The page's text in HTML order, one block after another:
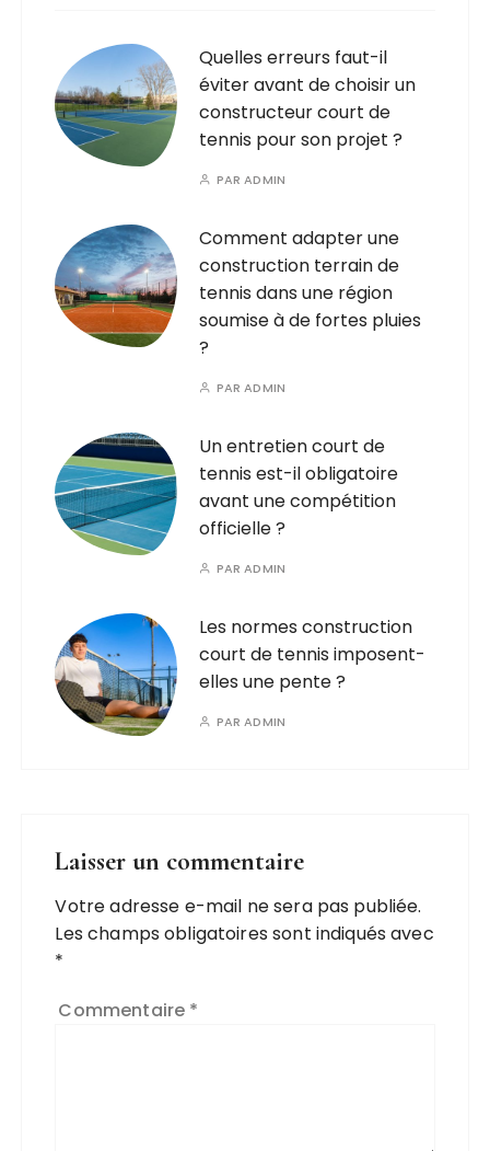
Quelles erreurs faut-il
éviter avant de choisir un
constructeur court de
tennis pour son projet ?
PARADMIN
Comment adapter une
construction terrain de
tennis dans une région
soumise à de fortes pluies
?
PARADMIN
Un entretien court de
tennis est-il obligatoire
avant une compétition
officielle ?
PARADMIN
Les normes construction
court de tennis imposent-
elles une pente ?
PARADMIN
Laisser un commentaire
Votre adresse e-mail ne sera pas publiée.
Les champs obligatoires sont indiqués avec
*
Commentaire *